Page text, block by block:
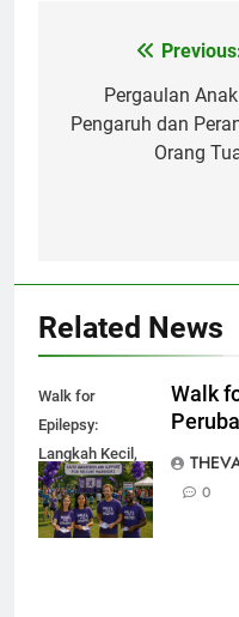
Navigasi
posPergaulan
Pengaruh dan
Orang
Related News
Walk for
Epilepsy:
Langkah Kecil,
Perubahan
Besar
Walk
0